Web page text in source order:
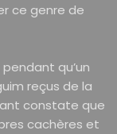
ce genre de
qu’un
reçus de la
constate que
cachères et